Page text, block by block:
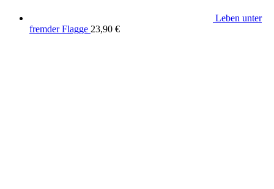
Leben unter
fremder Flagge 23,90 €